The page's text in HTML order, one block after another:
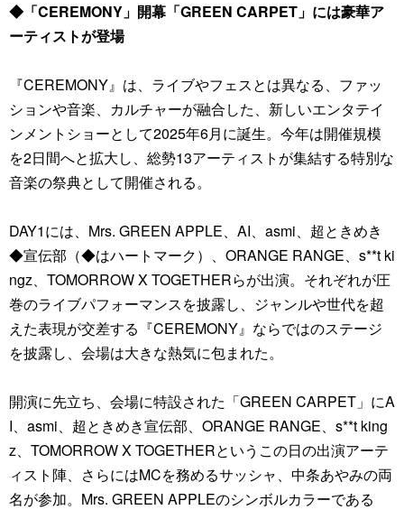
◆「CEREMONY」開幕「GREEN CARPET」には豪華ア
ーティストが登場
『CEREMONY』は、ライブやフェスとは異なる、ファッ
ションや音楽、カルチャーが融合した、新しいエンタテイ
ンメントショーとして2025年6月に誕生。今年は開催規模
を2日間へと拡大し、総勢13アーティストが集結する特別な
音楽の祭典として開催される。
DAY1には、Mrs. GREEN APPLE、AI、asmi、超ときめき
◆宣伝部（◆はハートマーク）、ORANGE RANGE、s**t ki
ngz、TOMORROW X TOGETHERらが出演。それぞれが圧
巻のライブパフォーマンスを披露し、ジャンルや世代を超
えた表現が交差する『CEREMONY』ならではのステージ
を披露し、会場は大きな熱気に包まれた。
開演に先立ち、会場に特設された「GREEN CARPET」にA
I、asmi、超ときめき宣伝部、ORANGE RANGE、s**t king
z、TOMORROW X TOGETHERというこの日の出演アーテ
ィスト陣、さらにはMCを務めるサッシャ、中条あやみの両
名が参加。Mrs. GREEN APPLEのシンボルカラーである